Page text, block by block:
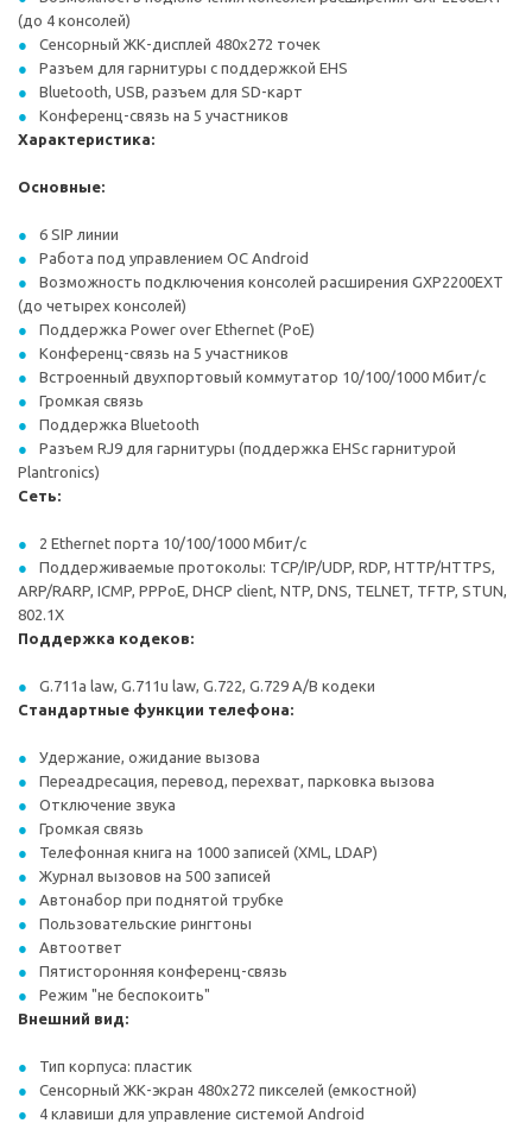
(до 4 консолей)
Сенсорный ЖК-дисплей 480x272 точек
Разъем для гарнитуры с поддержкой EHS
Bluetooth, USB, разъем для SD-карт
Конференц-связь на 5 участников
Характеристика:
Основные:
6 SIP линии
Работа под управлением ОС Android
Возможность подключения консолей расширения GXP2200EXT
(до четырех консолей)
Поддержка Power over Ethernet (PoE)
Конференц-связь на 5 участников
Встроенный двухпортовый коммутатор 10/100/1000 Мбит/с
Громкая связь
Поддержка Bluetooth
Разъем RJ9 для гарнитуры (поддержка EHSс гарнитурой
Plantronics)
Сеть:
2 Ethernet порта 10/100/1000 Мбит/с
Поддерживаемые протоколы: TCP/IP/UDP, RDP, HTTP/HTTPS,
ARP/RARP, ICMP, PPPoE, DHCP client, NTP, DNS, TELNET, TFTP, STUN,
802.1X
Поддержка кодеков:
G.711a law, G.711u law, G.722, G.729 A/B кодеки
Стандартные функции телефона:
Удержание, ожидание вызова
Переадресация, перевод, перехват, парковка вызова
Отключение звука
Громкая связь
Телефонная книга на 1000 записей (XML, LDAP)
Журнал вызовов на 500 записей
Автонабор при поднятой трубке
Пользовательские рингтоны
Автоответ
Пятисторонняя конференц-связь
Режим "не беспокоить"
Внешний вид:
Тип корпуса: пластик
Сенсорный ЖК-экран 480x272 пикселей (емкостной)
4 клавиши для управление системой Android